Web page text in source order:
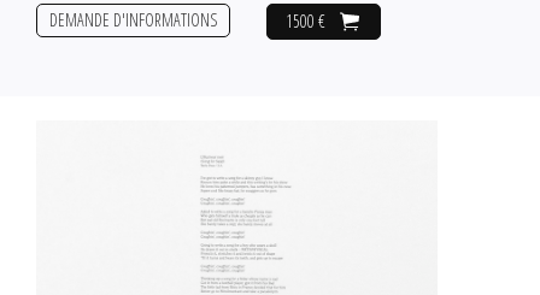
1500 €
DEMANDE D'INFORMATIONS